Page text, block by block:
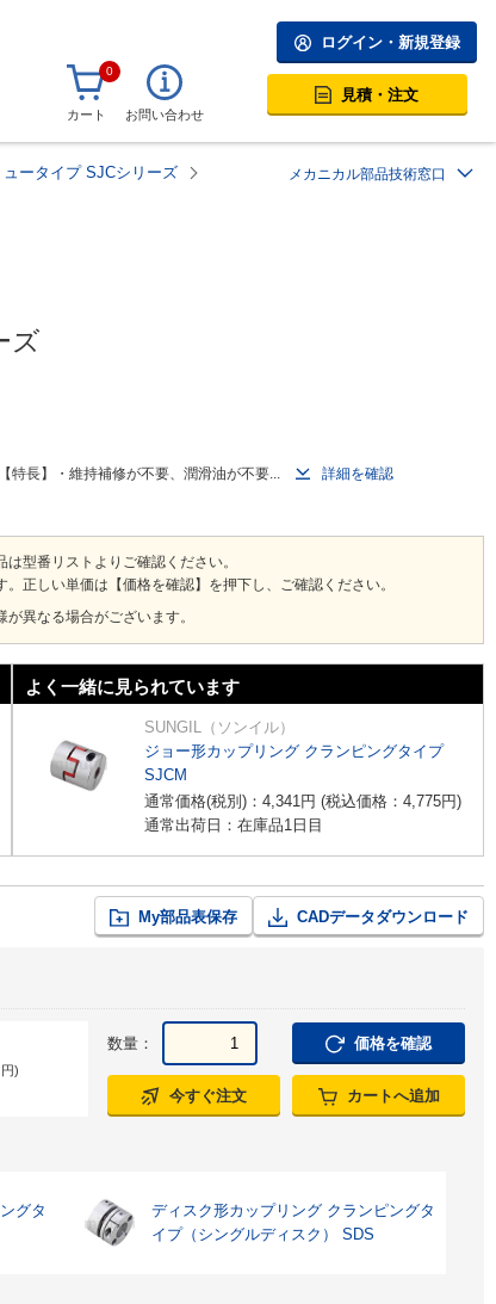
ログイン・新規登録
0
カート お問い合わせ
見積・注文
ータイプ SJCシリーズ
メカニカル部品技術窓口
ズ
特長】・維持補修が不要、潤滑油が不要...
詳細を確認
型番リストよりご確認ください。
正しい単価は【価格を確認】を押下し、ご確認ください。
異なる場合がございます。
よく一緒に見られています
SUNGIL（ソンイル）
ジョー形カップリング クランピングタイプ
SJCM
通常価格(税別)： 4,341円 (税込価格： 4,775円)
通常出荷日：在庫品1日目
My部品表保存 CADデータダウンロード
円)
数量： 価格を確認
今すぐ注文 カートへ追加
グタ
ディスク形カップリング クランピングタ
イプ（シングルディスク） SDS